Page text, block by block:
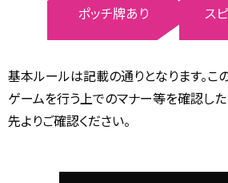
ポッチ牌あり ス
基本ルールは記載の通りとなります。こ
ゲームを行う上でのマナー等を確認し
先よりご確認ください。